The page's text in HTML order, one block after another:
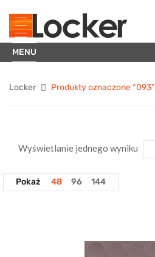
MENU
Locker Produkty oznaczone “093”
Wyświetlanie jednego wyniku
Pokaż 48 96 144